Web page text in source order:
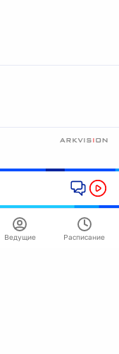
Ведущие Расписание